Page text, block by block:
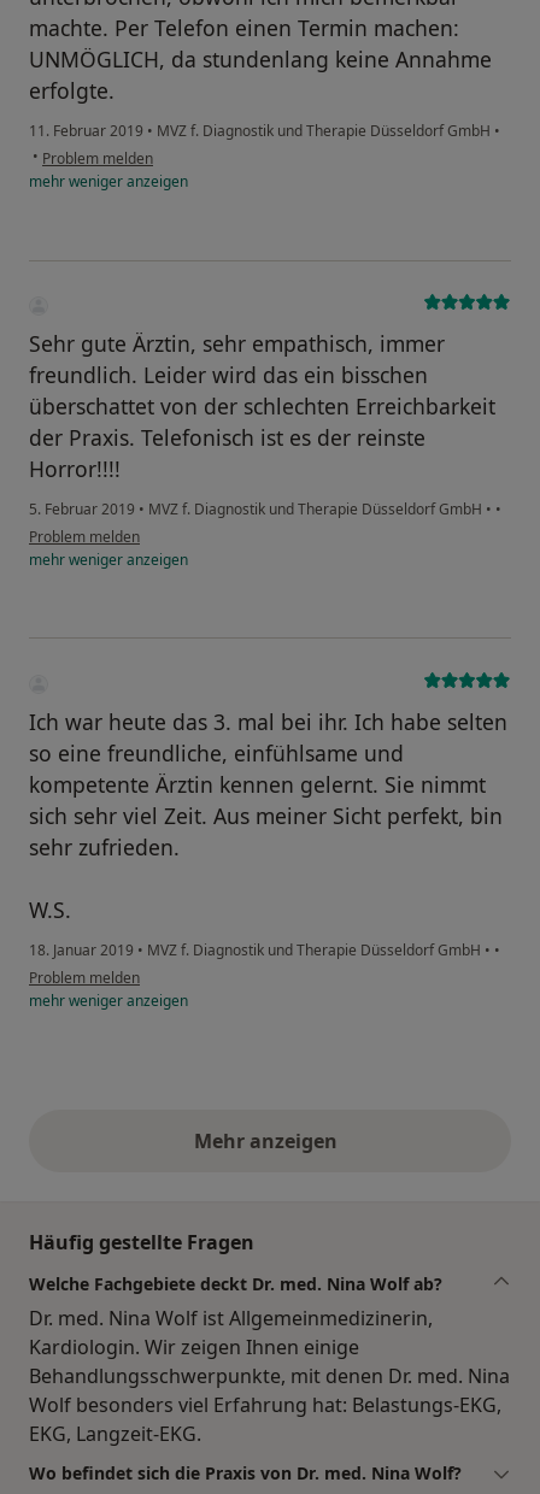
machte. Per Telefon einen Termin machen:
UNMÖGLICH, da stundenlang keine Annahme
erfolgte.
11. Februar 2019 • MVZ f. Diagnostik und Therapie Düsseldorf GmbH •
• Problem melden
mehrwenigeranzeigen
Sehr gute Ärztin, sehr empathisch, immer
freundlich. Leider wird das ein bisschen
überschattet von der schlechten Erreichbarkeit
der Praxis. Telefonisch ist es der reinste
Horror!!!!
5. Februar 2019 • MVZ f. Diagnostik und Therapie Düsseldorf GmbH • •
Problem melden
mehrwenigeranzeigen
Ich war heute das 3. mal bei ihr. Ich habe selten
so eine freundliche, einfühlsame und
kompetente Ärztin kennen gelernt. Sie nimmt
sich sehr viel Zeit. Aus meiner Sicht perfekt, bin
sehr zufrieden.
W.S.
18. Januar 2019 • MVZ f. Diagnostik und Therapie Düsseldorf GmbH • •
Problem melden
mehrwenigeranzeigen
Mehr anzeigenobige Stellungnahmen
Häufig gestellte Fragen
Welche Fachgebiete deckt Dr. med. Nina Wolf ab?
Dr. med. Nina Wolf ist Allgemeinmedizinerin,
Kardiologin. Wir zeigen Ihnen einige
Behandlungsschwerpunkte, mit denen Dr. med. Nina
Wolf besonders viel Erfahrung hat: Belastungs-EKG,
EKG, Langzeit-EKG.
Wo befindet sich die Praxis von Dr. med. Nina Wolf?